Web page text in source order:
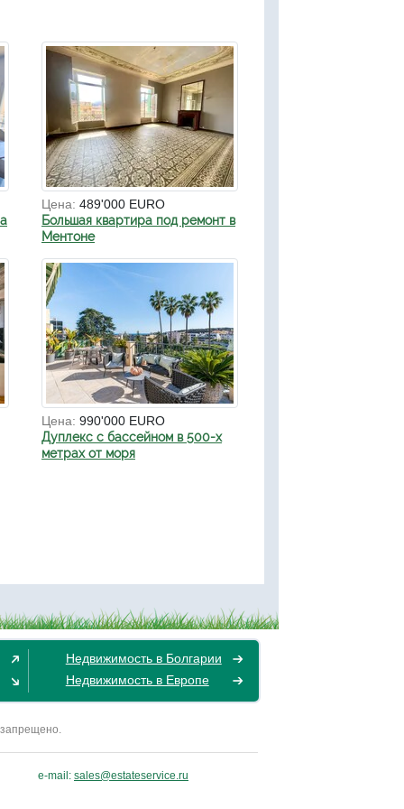
Цена: 489'000 EURO
Большая квартира под ремонт в
Ментоне
Цена: 990'000 EURO
Дуплекс с бассейном в 500-х
метрах от моря
Недвижимость в Болгарии
Недвижимость в Европе
e-mail: sales@estateservice.ru